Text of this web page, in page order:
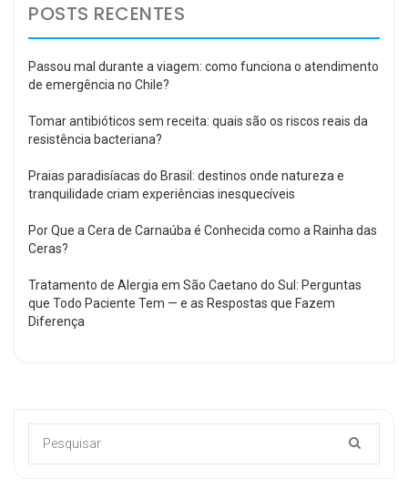
POSTS RECENTES
Passou mal durante a viagem: como funciona o atendimento
de emergência no Chile?
Tomar antibióticos sem receita: quais são os riscos reais da
resistência bacteriana?
Praias paradisíacas do Brasil: destinos onde natureza e
tranquilidade criam experiências inesquecíveis
Por Que a Cera de Carnaúba é Conhecida como a Rainha das
Ceras?
Tratamento de Alergia em São Caetano do Sul: Perguntas
que Todo Paciente Tem — e as Respostas que Fazem
Diferença